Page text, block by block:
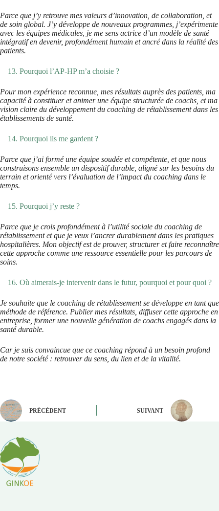
Parce que j’y retrouve mes valeurs d’innovation, de collaboration, et
de soin global. J’y développe de nouveaux programmes, j’expérimente
avec les équipes médicales, je me sens actrice d’un modèle de santé
intégratif en devenir, profondément humain et ancré dans la réalité des
patients.
Pourquoi l’AP-HP m’a choisie ?
Pour mon expérience reconnue, mes résultats auprès des patients, ma
capacité à constituer et animer une équipe structurée de coachs, et ma
vision claire du développement du coaching de rétablissement dans les
établissements de santé.
Pourquoi ils me gardent ?
Parce que j’ai formé une équipe soudée et compétente, et que nous
construisons ensemble un dispositif durable, aligné sur les besoins du
terrain et orienté vers l’évaluation de l’impact du coaching dans le
temps.
Pourquoi j’y reste ?
Parce que je crois profondément à l’utilité sociale du coaching de
rétablissement et que je veux l’ancrer durablement dans les pratiques
hospitalières. Mon objectif est de prouver, structurer et faire reconnaître
cette approche comme une ressource essentielle pour les parcours de
soins.
Où aimerais-je intervenir dans le futur, pourquoi et pour quoi ?
Je souhaite que le coaching de rétablissement se développe en tant que
méthode de référence. Publier mes résultats, diffuser cette approche en
entreprise, former une nouvelle génération de coachs engagés dans la
santé durable.
Car je suis convaincue que ce coaching répond à un besoin profond
de notre société : retrouver du sens, du lien et de la vitalité.
PRÉCÉDENT SUIVANT